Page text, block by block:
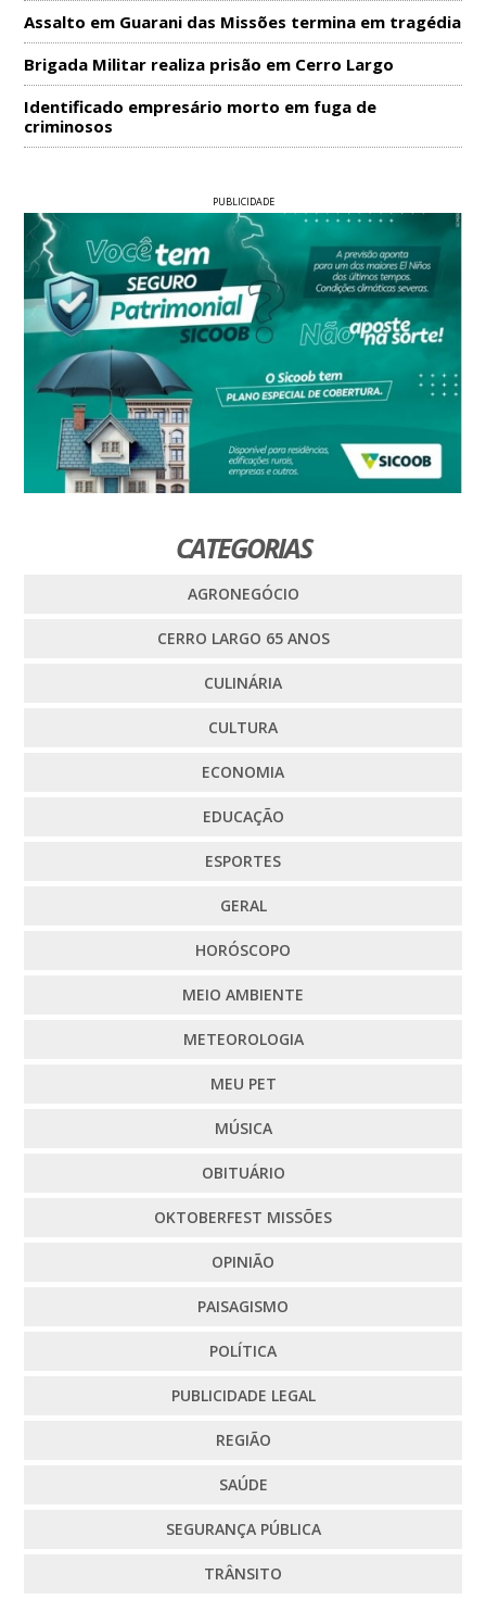
Assalto em Guarani das Missões termina em tragédia
Brigada Militar realiza prisão em Cerro Largo
Identificado empresário morto em fuga de
criminosos
PUBLICIDADE
CATEGORIAS
AGRONEGÓCIO
CERRO LARGO 65 ANOS
CULINÁRIA
CULTURA
ECONOMIA
EDUCAÇÃO
ESPORTES
GERAL
HORÓSCOPO
MEIO AMBIENTE
METEOROLOGIA
MEU PET
MÚSICA
OBITUÁRIO
OKTOBERFEST MISSÕES
OPINIÃO
PAISAGISMO
POLÍTICA
PUBLICIDADE LEGAL
REGIÃO
SAÚDE
SEGURANÇA PÚBLICA
TRÂNSITO